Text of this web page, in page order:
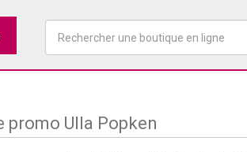
promo Ulla Popken